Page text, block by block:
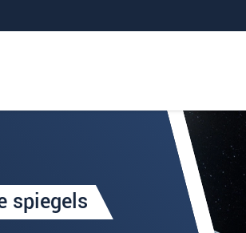
spiegels
van: Snelsturende spiegel